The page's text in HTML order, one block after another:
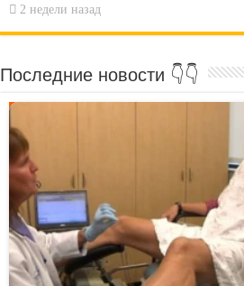
2 недели назад
Последние новости 👇👇